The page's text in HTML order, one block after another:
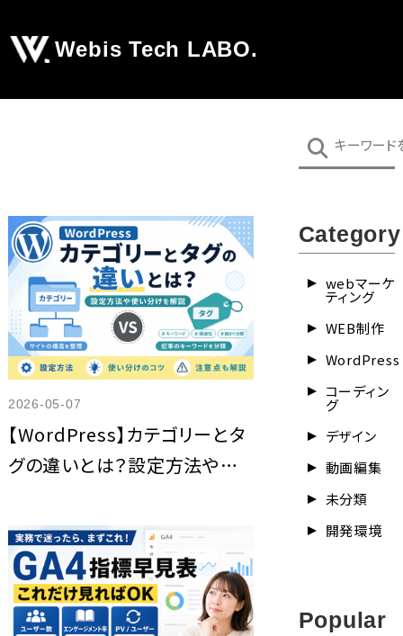
Webis Tech LABO.
2026-05-07
【WordPress】カテゴリーとタ
グの違いとは？設定方法や使
Category
webマーケ
ティング
WEB制作
WordPress
コーディン
グ
デザイン
動画編集
未分類
開発環境
Popular